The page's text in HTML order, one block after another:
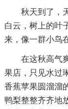
秋天到了，
白云，树上的叶
来，像一群小鸟
在这秋高气
果店，只见水过
香蕉苹果圆溜溜
鸭梨整整齐齐地